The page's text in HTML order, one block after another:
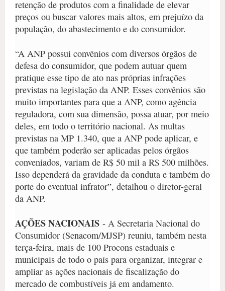
retenção de produtos com a finalidade de elevar
preços ou buscar valores mais altos, em prejuízo da
população, do abastecimento e do consumidor.
“A ANP possui convênios com diversos órgãos de
defesa do consumidor, que podem autuar quem
pratique esse tipo de ato nas próprias infrações
previstas na legislação da ANP. Esses convênios são
muito importantes para que a ANP, como agência
reguladora, com sua dimensão, possa atuar, por meio
deles, em todo o território nacional. As multas
previstas na MP 1.340, que a ANP pode aplicar, e
que também poderão ser aplicadas pelos órgãos
conveniados, variam de R$ 50 mil a R$ 500 milhões.
Isso dependerá da gravidade da conduta e também do
porte do eventual infrator”, detalhou o diretor-geral
da ANP.
AÇÕES NACIONAIS - A Secretaria Nacional do
Consumidor (Senacom/MJSP) reuniu, também nesta
terça-feira, mais de 100 Procons estaduais e
municipais de todo o país para organizar, integrar e
ampliar as ações nacionais de fiscalização do
mercado de combustíveis já em andamento.